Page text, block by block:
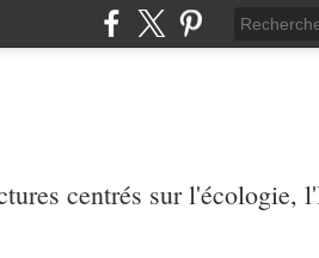
centrés sur